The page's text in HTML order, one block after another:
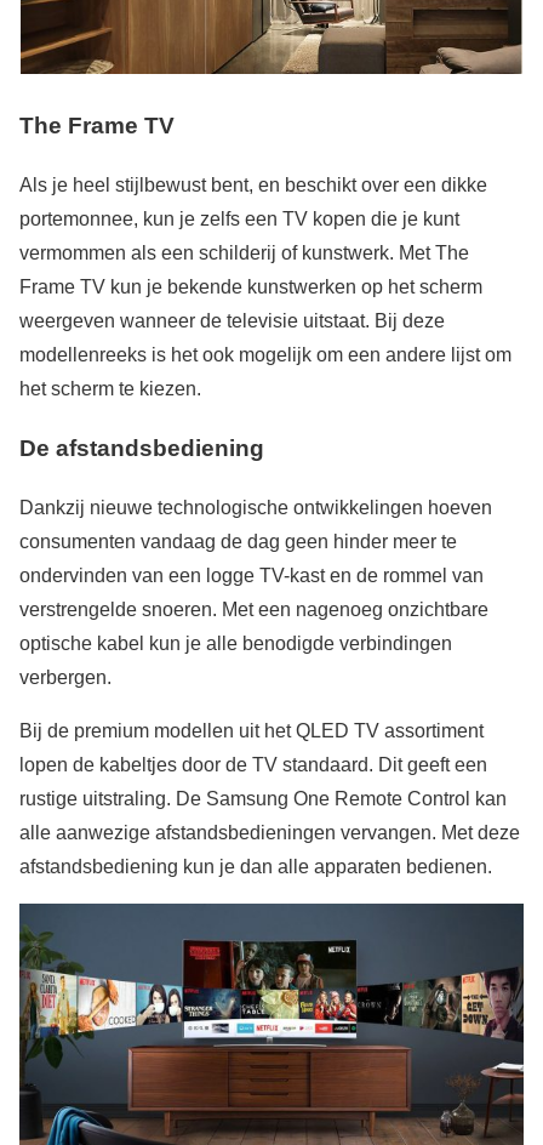
The Frame TV
Als je heel stijlbewust bent, en beschikt over een dikke
portemonnee, kun je zelfs een TV kopen die je kunt
vermommen als een schilderij of kunstwerk. Met The
Frame TV kun je bekende kunstwerken op het scherm
weergeven wanneer de televisie uitstaat. Bij deze
modellenreeks is het ook mogelijk om een andere lijst om
het scherm te kiezen.
De afstandsbediening
Dankzij nieuwe technologische ontwikkelingen hoeven
consumenten vandaag de dag geen hinder meer te
ondervinden van een logge TV-kast en de rommel van
verstrengelde snoeren. Met een nagenoeg onzichtbare
optische kabel kun je alle benodigde verbindingen
verbergen.
Bij de premium modellen uit het QLED TV assortiment
lopen de kabeltjes door de TV standaard. Dit geeft een
rustige uitstraling. De Samsung One Remote Control kan
alle aanwezige afstandsbedieningen vervangen. Met deze
afstandsbediening kun je dan alle apparaten bedienen.